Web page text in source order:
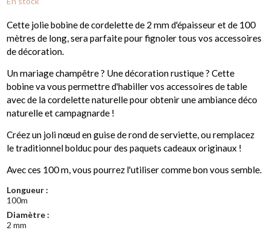
Cette jolie bobine de cordelette de 2 mm d'épaisseur et de 100
mètres de long, sera parfaite pour fignoler tous vos accessoires
de décoration.
Un mariage champêtre ? Une décoration rustique ? Cette
bobine va vous permettre d'habiller vos accessoires de table
avec de la cordelette naturelle pour obtenir une ambiance déco
naturelle et campagnarde !
Créez un joli nœud en guise de rond de serviette, ou remplacez
le traditionnel bolduc pour des paquets cadeaux originaux !
Avec ces 100 m, vous pourrez l'utiliser comme bon vous semble.
Longueur :
100m
Diamètre :
2 mm